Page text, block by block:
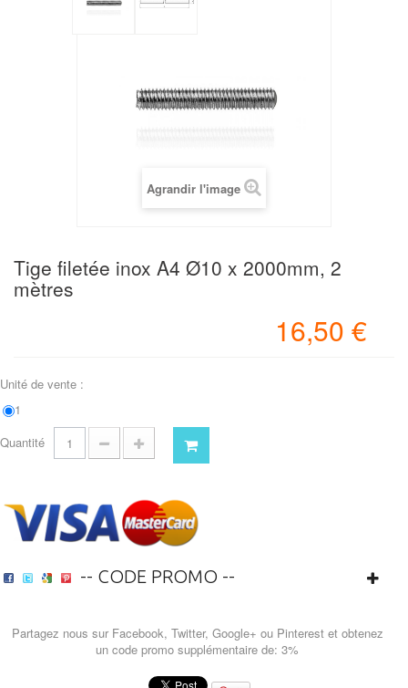
Agrandir l'image
Tige filetée inox A4 Ø10 x 2000mm, 2
mètres
16,50 €
Unité de vente :
1
Quantité
-- CODE PROMO --
Partagez nous sur Facebook, Twitter, Google+ ou Pinterest et obtenez
un code promo supplémentaire de: 3%